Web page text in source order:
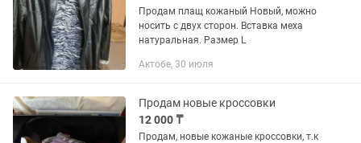
Продам плащ кожаный Новый, можно
носить с двух сторон. Вставка меха
натуральная. Размер L
Актобе, 30 июля
Продам новые кроссовки
12 000 ₸
Продам, новые кожаные кроссовки, т.к